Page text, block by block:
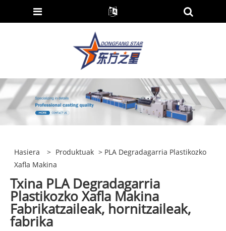
Hasiera > Produktuak > PLA Degradagarria Plastikozko
Xafla Makina
Txina PLA Degradagarria
Plastikozko Xafla Makina
Fabrikatzaileak, hornitzaileak,
fabrika